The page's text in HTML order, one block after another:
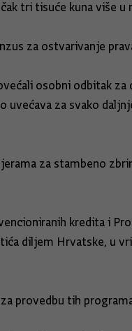
tri tisuće kuna više u
za ostvarivanje
osobni odbitak
za svako
za stambeno
kredita i
diljem Hrvatske, u
provedbu tih